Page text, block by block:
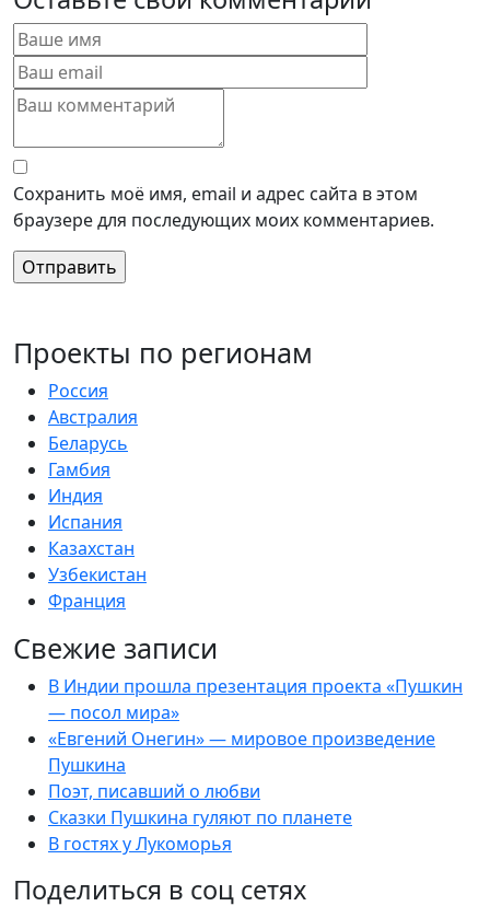
Сохранить моё имя, email и адрес сайта в этом
браузере для последующих моих комментариев.
Проекты по регионам
Россия
Австралия
Беларусь
Гамбия
Индия
Испания
Казахстан
Узбекистан
Франция
Свежие записи
В Индии прошла презентация проекта «Пушкин
— посол мира»
«Евгений Онегин» — мировое произведение
Пушкина
Поэт, писавший о любви
Сказки Пушкина гуляют по планете
В гостях у Лукоморья
Поделиться в соц сетях